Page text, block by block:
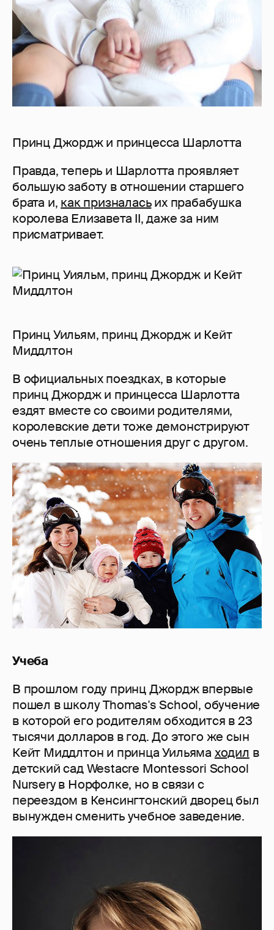
Принц Джордж и принцесса Шарлотта
Правда, теперь и Шарлотта проявляет
большую заботу в отношении старшего
брата и, как призналасьих прабабушка
королева Елизавета II, даже за ним
присматривает.
Принц Уильям, принц Джордж и Кейт
Миддлтон
В официальных поездках, в которые
принц Джордж и принцесса Шарлотта
ездят вместе со своими родителями,
королевские дети тоже демонстрируют
очень теплые отношения друг с другом.
Учеба
В прошлом году принц Джордж впервые
пошел в школу Thomas's School, обучение
в которой его родителям обходится в 23
тысячи долларов в год. До этого же сын
Кейт Миддлтон и принца Уильяма ходил в
детский сад Westacre Montessori School
Nursery в Норфолке, но в связи с
переездом в Кенсингтонский дворец был
вынужден сменить учебное заведение.